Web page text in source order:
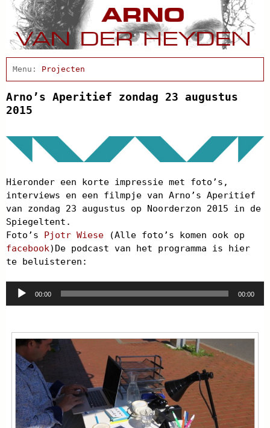
Home
Afscheidsbijeenkomst
Condoleance
Actueel
Arno Schrijft
Discografie
Projecten
Schnabbel en babbel
Agenda
In de pers
Links
Contact
Arno’s Aperitief zondag 23 augustus
2015
Hieronder een korte impressie met foto’s,
interviews en een filmpje van Arno’s Aperitief
van zondag 23 augustus op Noorderzon 2015 in de
Spiegeltent.
Foto’s Pjotr Wiese (Alle foto’s komen ook op
facebook)De podcast van het programma is hier
te beluisteren:
Audio
Player
00:00 00:00